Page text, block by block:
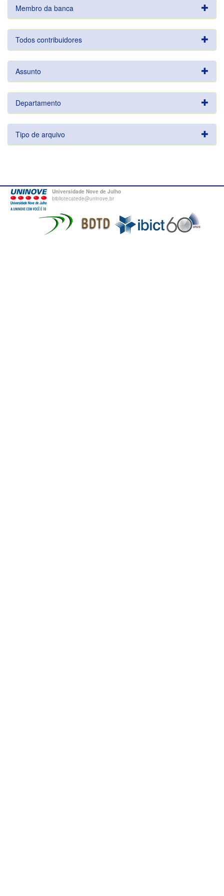
Membro da banca
Todos contribuidores
Assunto
Departamento
Tipo de arquivo
Universidade Nove de Julho
bibliotecatede@uninove.br